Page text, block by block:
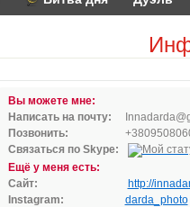
Вы можете мне:
Написать на почту:
Innadar
Позвонить:
Связаться по Skype:
Ещё у меня есть:
Сайт:
http://
Instagram:
darda_photo